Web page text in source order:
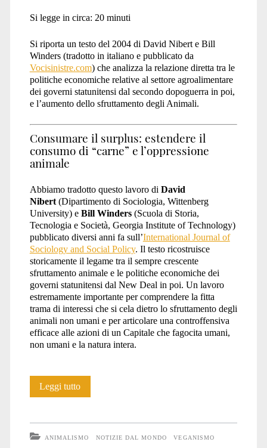
Si legge in circa: 20 minuti
Si riporta un testo del 2004 di David Nibert e Bill
Winders (tradotto in italiano e pubblicato da
Vocisinistre.com) che analizza la relazione diretta tra le
politiche economiche relative al settore agroalimentare
dei governi statunitensi dal secondo dopoguerra in poi,
e l’aumento dello sfruttamento degli Animali.
Consumare il surplus: estendere il
consumo di “carne” e l’oppressione
animale
Abbiamo tradotto questo lavoro di David
Nibert(Dipartimento di Sociologia, Wittenberg
University) e Bill Winders(Scuola di Storia,
Tecnologia e Società, Georgia Institute of Technology)
pubblicato diversi anni fa sull’International Journal of
Sociology and Social Policy. Il testo ricostruisce
storicamente il legame tra il sempre crescente
sfruttamento animale e le politiche economiche dei
governi statunitensi dal New Deal in poi. Un lavoro
estremamente importante per comprendere la fitta
trama di interessi che si cela dietro lo sfruttamento degli
animali non umani e per articolare una controffensiva
efficace alle azioni di un Capitale che fagocita umani,
non umani e la natura intera.
Leggi tuttoConsumare
ANIMALISMO NOTIZIE DAL MONDO VEGANISMO